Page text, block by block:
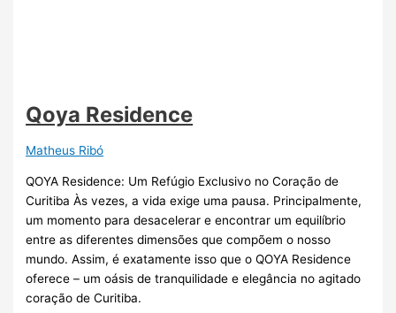
Qoya Residence
Matheus Ribó
QOYA Residence: Um Refúgio Exclusivo no Coração de
Curitiba Às vezes, a vida exige uma pausa. Principalmente,
um momento para desacelerar e encontrar um equilíbrio
entre as diferentes dimensões que compõem o nosso
mundo. Assim, é exatamente isso que o QOYA Residence
oferece – um oásis de tranquilidade e elegância no agitado
coração de Curitiba.